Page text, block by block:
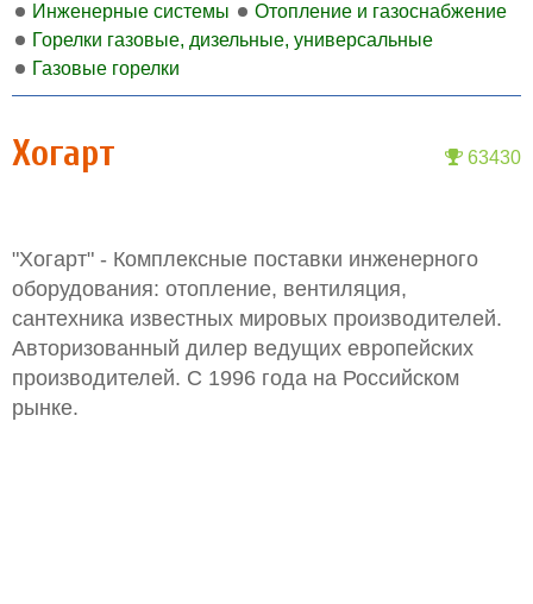
Инженерные системы
Отопление и газоснабжение
Горелки газовые, дизельные, универсальные
Газовые горелки
63430
Хогарт
"Хогарт" - Комплексные поставки инженерного
оборудования: отопление, вентиляция,
сантехника известных мировых производителей.
Авторизованный дилер ведущих европейских
производителей. С 1996 года на Российском
рынке.